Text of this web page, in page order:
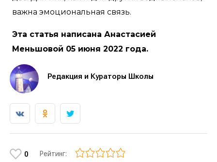
важна эмоциональная связь.
Эта статья написана Анастасией
Меньшовой 05 июня 2022 года.
Редакция и Кураторы Школы
0 Рейтинг: